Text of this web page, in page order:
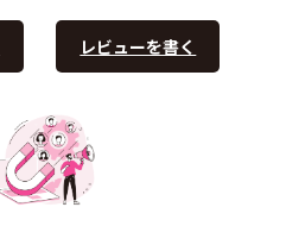
レビューを書く